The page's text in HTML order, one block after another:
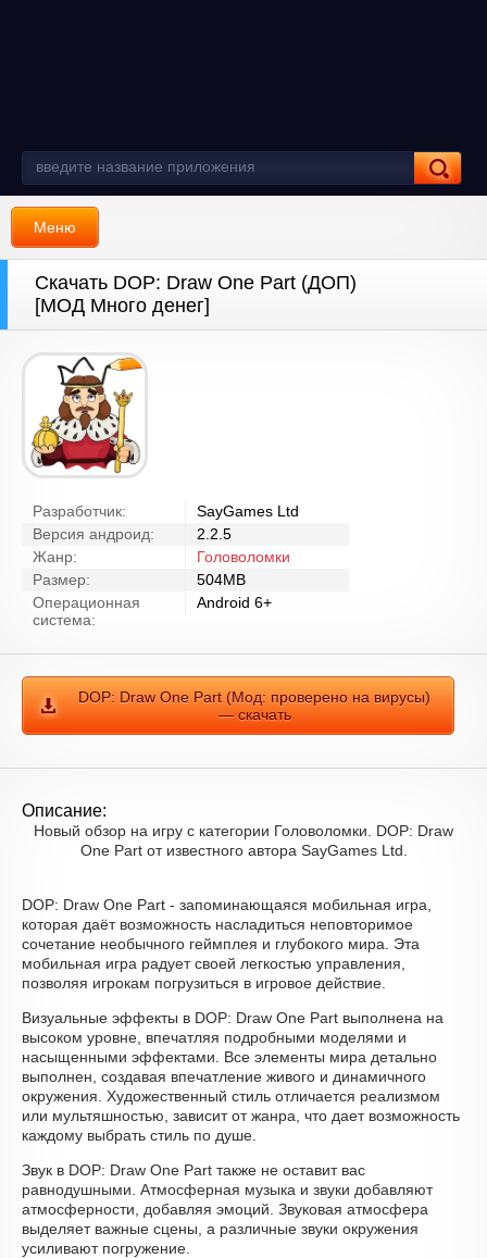
Меню
Скачать DOP: Draw One Part (ДОП)
[МОД Много денег]
Разработчик:
SayGames Ltd
Версия андроид:
2.2.5
Жанр:
Головоломки
Размер:
504MB
Операционная
система:
Android 6+
DOP: Draw One Part (Мод: проверено на вирусы)
— скачать
Описание:
Новый обзор на игру с категории Головоломки. DOP: Draw
One Part от известного автора SayGames Ltd.
DOP: Draw One Part - запоминающаяся мобильная игра,
которая даёт возможность насладиться неповторимое
сочетание необычного геймплея и глубокого мира. Эта
мобильная игра радует своей легкостью управления,
позволяя игрокам погрузиться в игровое действие.
Визуальные эффекты в DOP: Draw One Part выполнена на
высоком уровне, впечатляя подробными моделями и
насыщенными эффектами. Все элементы мира детально
выполнен, создавая впечатление живого и динамичного
окружения. Художественный стиль отличается реализмом
или мультяшностью, зависит от жанра, что дает возможность
каждому выбрать стиль по душе.
Звук в DOP: Draw One Part также не оставит вас
равнодушными. Атмосферная музыка и звуки добавляют
атмосферности, добавляя эмоций. Звуковая атмосфера
выделяет важные сцены, а различные звуки окружения
усиливают погружение.